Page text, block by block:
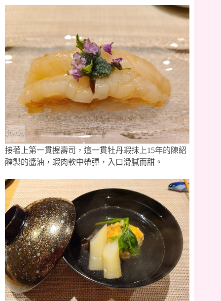
接著上第一貫握壽司，這一貫牡丹蝦抹上15年的陳紹
醃製的醬油，蝦肉軟中帶彈，入口滑膩而甜。